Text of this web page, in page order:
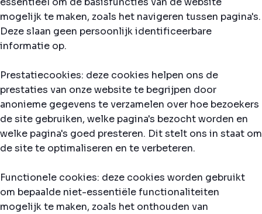
mogelijk te maken, zoals het navigeren tussen pagina's.
Deze slaan geen persoonlijk identificeerbare
informatie op.
Prestatiecookies: deze cookies helpen ons de
prestaties van onze website te begrijpen door
anonieme gegevens te verzamelen over hoe bezoekers
de site gebruiken, welke pagina's bezocht worden en
welke pagina's goed presteren. Dit stelt ons in staat om
de site te optimaliseren en te verbeteren.
Functionele cookies: deze cookies worden gebruikt
om bepaalde niet-essentiële functionaliteiten
mogelijk te maken, zoals het onthouden van